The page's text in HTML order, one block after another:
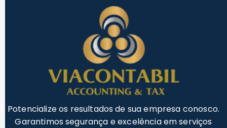
Potencialize os resultados de sua empresa conosco.
Garantimos segurança e excelência em serviços